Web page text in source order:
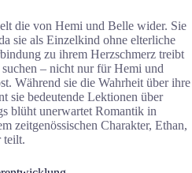
die von Hemi und Belle wider. Sie
sie als Einzelkind ohne elterliche
zu ihrem Herzschmerz treibt
– nicht nur für Hemi und
Während sie die Wahrheit über ihre
sie bedeutende Lektionen über
blüht unerwartet Romantik in
zeitgenössischen Charakter, Ethan,
teilt.